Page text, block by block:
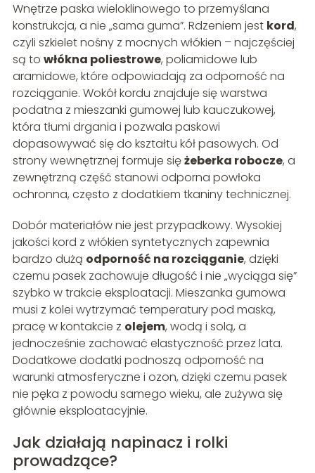
Wnętrze paska wieloklinowego to przemyślana
konstrukcja, a nie „sama guma”. Rdzeniem jest kord,
czyli szkielet nośny z mocnych włókien – najczęściej
są to włókna poliestrowe, poliamidowe lub
aramidowe, które odpowiadają za odporność na
rozciąganie. Wokół kordu znajduje się warstwa
podatna z mieszanki gumowej lub kauczukowej,
która tłumi drgania i pozwala paskowi
dopasowywać się do kształtu kół pasowych. Od
strony wewnętrznej formuje siężeberka robocze, a
zewnętrzną część stanowi odporna powłoka
ochronna, często z dodatkiem tkaniny technicznej.
Dobór materiałów nie jest przypadkowy. Wysokiej
jakości kord z włókien syntetycznych zapewnia
bardzo dużą odporność na rozciąganie, dzięki
czemu pasek zachowuje długość i nie „wyciąga się”
szybko w trakcie eksploatacji. Mieszanka gumowa
musi z kolei wytrzymać temperatury pod maską,
pracę w kontakcie z olejem, wodą i solą, a
jednocześnie zachować elastyczność przez lata.
Dodatkowe dodatki podnoszą odporność na
warunki atmosferyczne i ozon, dzięki czemu pasek
nie pęka z powodu samego wieku, ale zużywa się
głównie eksploatacyjnie.
Jak działają napinacz i rolki
prowadzące?